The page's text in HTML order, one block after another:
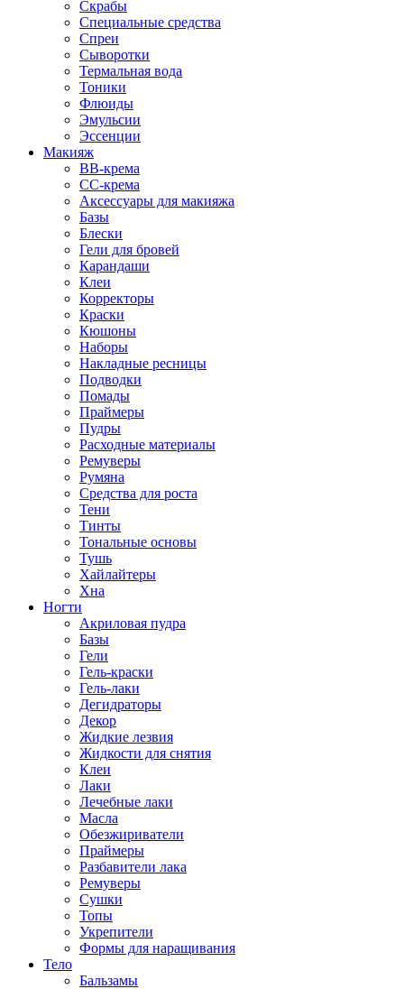
Скрабы
Специальные средства
Спреи
Сыворотки
Термальная вода
Тоники
Флюиды
Эмульсии
Эссенции
Макияж
BB-крема
CC-крема
Аксессуары для макияжа
Базы
Блески
Гели для бровей
Карандаши
Клеи
Корректоры
Краски
Кюшоны
Наборы
Накладные ресницы
Подводки
Помады
Праймеры
Пудры
Расходные материалы
Ремуверы
Румяна
Средства для роста
Тени
Тинты
Тональные основы
Тушь
Хайлайтеры
Хна
Ногти
Акриловая пудра
Базы
Гели
Гель-краски
Гель-лаки
Дегидраторы
Декор
Жидкие лезвия
Жидкости для снятия
Клеи
Лаки
Лечебные лаки
Масла
Обезжириватели
Праймеры
Разбавители лака
Ремуверы
Сушки
Топы
Укрепители
Формы для наращивания
Тело
Бальзамы